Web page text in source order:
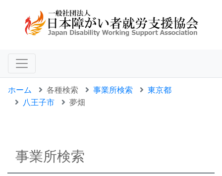
ホーム 各種検索 事業所検索
東京都
八王子市
夢畑
事業所検索